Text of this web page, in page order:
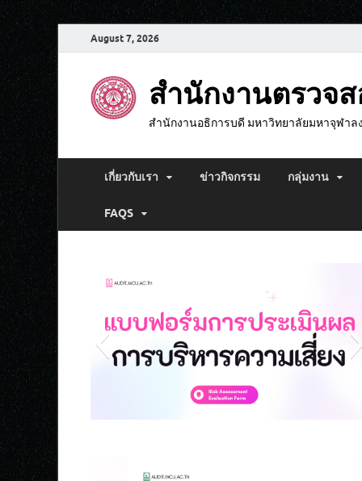
August 7, 2026
สำนักงานตรวจ
สำนักงานอธิการบดี มหาวิทยาลัยมหาจุฬา
เกี่ยวกับเรา ข่าวกิจกรรม กลุ่มงาน
FAQS